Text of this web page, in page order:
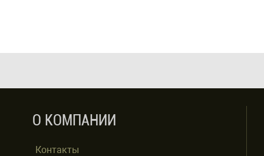
О КОМПАНИИ
Контакты